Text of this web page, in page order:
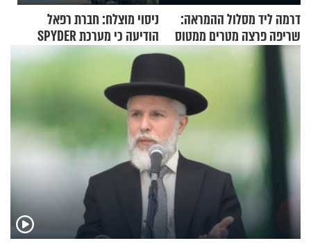
דרמה ליד מסלול ההמראה:
שריפה פרצה מטרים ממטוס
מלא בנוסעים
ניסוי מוצלח: חברת רפאל
הודיעה כי מערכת SPYDER
הצליחה ליירט כטב"ם